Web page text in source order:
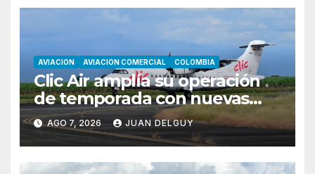
AVIACION AVIACION COMERCIAL COLOMBIA
Clic Air amplía su operación
de temporada con nuevas
rutas hacia Cartagena y Tolú
AGO 7, 2026 JUAN DELGUY